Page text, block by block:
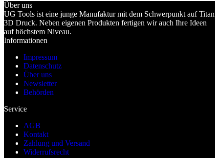
Über uns
UG Tools ist eine junge Manufaktur mit dem Schwerpunkt auf Titan
3D Druck. Neben eigenen Produkten fertigen wir auch Ihre Ideen
auf höchstem Niveau.
Informationen
Impressum
Datenschutz
Über uns
Newsletter
Behörden
Service
AGB
Kontakt
Zahlung und Versand
Widerrufsrecht